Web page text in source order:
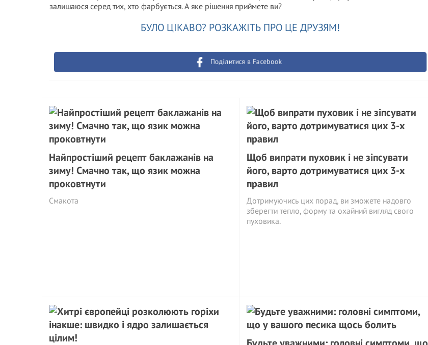
залишаюся серед тих, хто фарбується. А яке рішення приймете ви?
БУЛО ЦІКАВО? РОЗКАЖІТЬ ПРО ЦЕ ДРУЗЯМ!
Поділитися в Facebook
Найпростіший рецепт баклажанів на
зиму! Смачно так, що язик можна
проковтнути
Смакота
Щоб випрати пуховик і не зіпсувати
його, варто дотримуватися цих 3-х
правил
Дотримуючись цих порад, ви зможете надовго
зберегти тепло, форму та охайний вигляд свого
пуховика.